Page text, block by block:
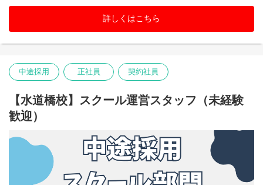
詳しくはこちら
中途採用 正社員 契約社員
【水道橋校】スクール運営スタッフ（未経験
歓迎）